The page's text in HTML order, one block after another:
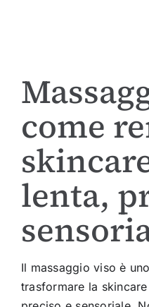
come
lenta,
Il massaggio viso è
trasformare la